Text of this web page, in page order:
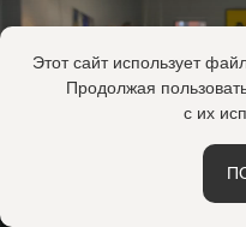
Этот сайт использует
Продолжая
с их